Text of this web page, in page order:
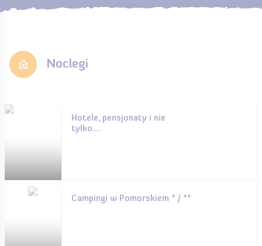
Noclegi
Hotele, pensjonaty i nie
tylko....
Campingi w Pomorskiem * / **